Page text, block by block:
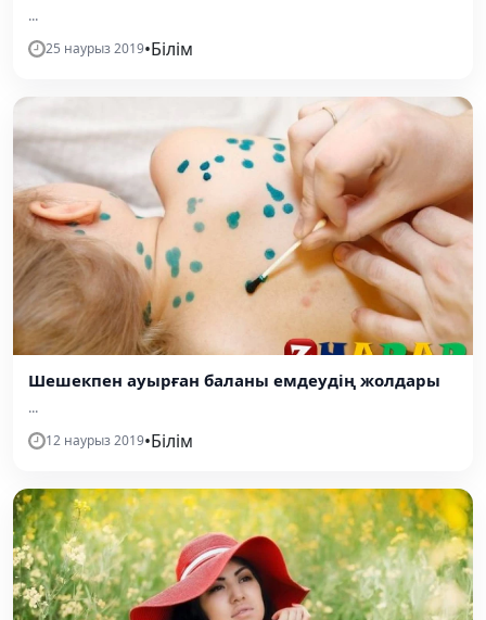
...
25 наурыз 2019•Білім
Шешекпен ауырған баланы емдеудің жолдары
...
12 наурыз 2019•Білім